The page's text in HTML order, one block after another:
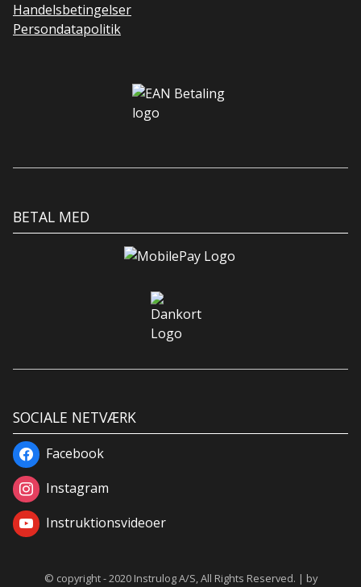
Handelsbetingelser
Persondatapolitik
BETAL MED
SOCIALE NETVÆRK
Facebook
Instagram
Instruktionsvideoer
© copyright - 2020 Instrulog A/S, All Rights Reserved. | by